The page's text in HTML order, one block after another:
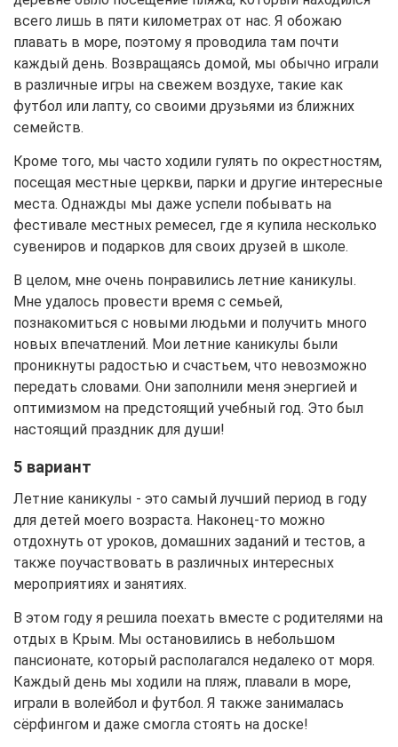
всего лишь в пяти километрах от нас. Я обожаю
плавать в море, поэтому я проводила там почти
каждый день. Возвращаясь домой, мы обычно играли
в различные игры на свежем воздухе, такие как
футбол или лапту, со своими друзьями из ближних
семейств.
Кроме того, мы часто ходили гулять по окрестностям,
посещая местные церкви, парки и другие интересные
места. Однажды мы даже успели побывать на
фестивале местных ремесел, где я купила несколько
сувениров и подарков для своих друзей в школе.
В целом, мне очень понравились летние каникулы.
Мне удалось провести время с семьей,
познакомиться с новыми людьми и получить много
новых впечатлений. Мои летние каникулы были
проникнуты радостью и счастьем, что невозможно
передать словами. Они заполнили меня энергией и
оптимизмом на предстоящий учебный год. Это был
настоящий праздник для души!
5 вариант
Летние каникулы - это самый лучший период в году
для детей моего возраста. Наконец-то можно
отдохнуть от уроков, домашних заданий и тестов, а
также поучаствовать в различных интересных
мероприятиях и занятиях.
В этом году я решила поехать вместе с родителями на
отдых в Крым. Мы остановились в небольшом
пансионате, который располагался недалеко от моря.
Каждый день мы ходили на пляж, плавали в море,
играли в волейбол и футбол. Я также занималась
сёрфингом и даже смогла стоять на доске!